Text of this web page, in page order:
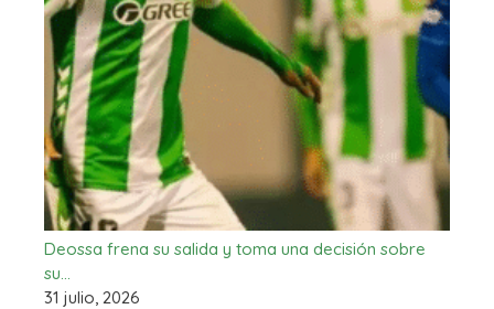
Deossa frena su salida y toma una decisión sobre
su…
31 julio, 2026